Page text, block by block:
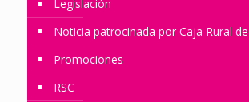
Legislación
Noticia patrocinada por Caja Rural
Promociones
RSC